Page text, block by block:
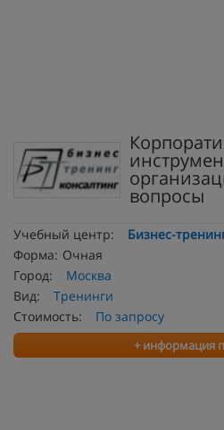
вопросы
Учебный центр:
Бизнес-
Форма: Очная
Город:
Москва
Вид:
Тренинги
Стоимость:
По запросу
+ информация